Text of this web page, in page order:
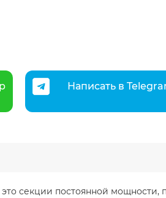
Написать в
секции постоянной мощности,